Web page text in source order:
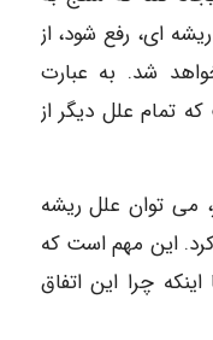
ای، رفع شود، از
شد. به عبارت
تمام علل دیگر از
می توان علل ریشه
این مهم است که
چرا این اتفاق